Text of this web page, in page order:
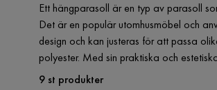
Ett hängparasoll är en typ av parasoll
Det är en populär utomhusmöbel och
design och kan justeras för att passa
polyester. Med sin praktiska och
9 st produkter